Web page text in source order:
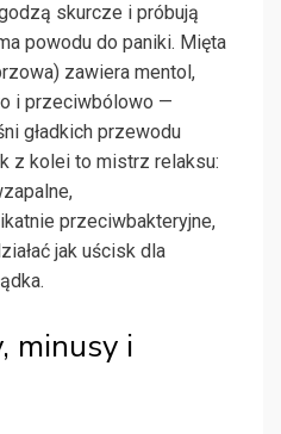
skurcze i próbują
powodu do paniki. Mięta
zawiera mentol,
i przeciwbólowo —
gładkich przewodu
z kolei to mistrz relaksu:
przeciwbakteryjne,
jak uścisk dla
minusy i